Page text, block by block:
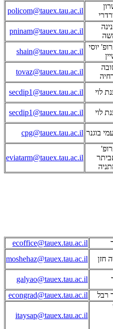
policom@tauex.tau.ac.il
pninam@tauex.tau.ac.il
יוסי
shain@tauex.tau.ac.il
tovaz@tauex.tau.ac.il
לוי
secdip1@tauex.tau.ac.il
לוי
secdip1@tauex.tau.ac.il
בוגנר cpg@tauex.tau.ac.il
eviatarm@tauex.tau.ac.il
ecoffice@tauex.tau.ac.il
חזן
moshehaz@tauex.tau.ac.il
galyao@tauex.tau.ac.il
רבל
econgrad@tauex.tau.ac.il
itaysap@tauex.tau.ac.il